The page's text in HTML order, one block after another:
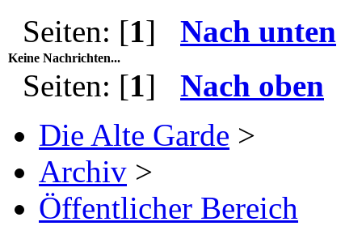
Seiten: [1] Nach unten
Keine Nachrichten...
Seiten: [1] Nach oben
Die Alte Garde >
Archiv >
Öffentlicher Bereich